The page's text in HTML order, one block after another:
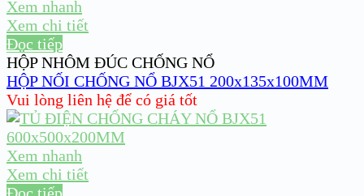
Xem nhanh
Xem chi tiết
Đọc tiếp
HỘP NHÔM ĐÚC CHỐNG NỔ
HỘP NỐI CHỐNG NỔ BJX51 200x135x100MM
Vui lòng liên hệ để có giá tốt
Xem nhanh
Xem chi tiết